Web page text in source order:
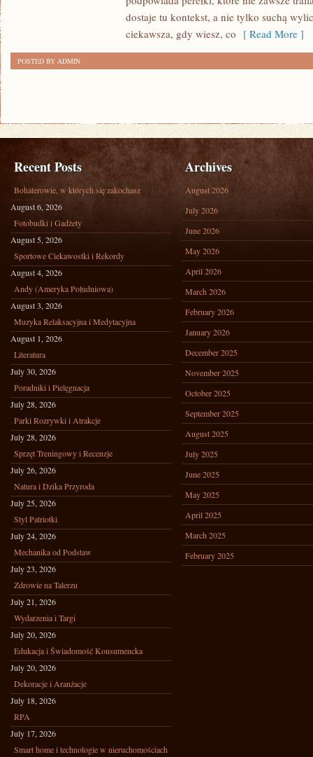
dostaje tu kontekst, a nie tylko suchą
ciekawsza, gdy wiesz, co [ Read More ]
POSTED BY ADMIN
Recent Posts
Bohaterowie, w których się zakochasz
August 6, 2026
Fotobudki i Gadżety
August 5, 2026
Sportowe Ciekawostki i Rekordy
August 4, 2026
Andy (Ameryka Południowa)
August 3, 2026
Muzyka Relaksacyjna i Medytacyjna
August 1, 2026
Literatura
July 30, 2026
Poradniki i Pielęgnacja
July 28, 2026
Parki Rozrywki i Atrakcje
July 28, 2026
Sprzęt Treningowy i Recenzje
July 26, 2026
Natura i Dzika Przyroda
July 25, 2026
Styl Patriotki
July 24, 2026
Mechanika od Podstaw
July 23, 2026
Zdrowie na Talerzu
July 21, 2026
Wydarzenia i Targi
July 20, 2026
Edukacja i Świadomość Konsumencka
July 20, 2026
Dekoracje i Aranżacje
July 18, 2026
RPA
July 17, 2026
Smart home i technologie w nieruchomościach
Archives
August 2026
July 2026
June 2026
May 2026
April 2026
March 2026
February 2026
January 2026
December 2025
November 2025
October 2025
September 2025
August 2025
July 2025
June 2025
May 2025
April 2025
March 2025
February 2025